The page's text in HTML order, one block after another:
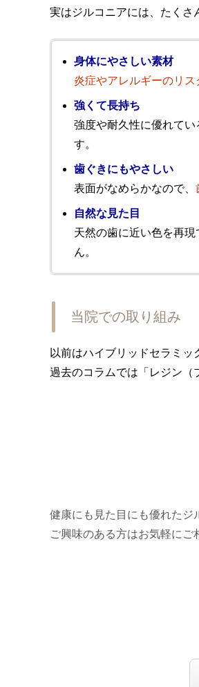
実はジルコニアには、たくさ
身体にやさしい素材
炎症やアレルギーのリ
強くて長持ち
強度や耐久性に優れて
す。
歯ぐきにもやさしい
表面がなめらかなので、
自然な見た目
天然の歯に近い色を再現
ん。
当院での取り組み
以前はハイブリッドセラミッ
過去のコラムでは「レジン（
健康にも見た目にも優れたジ
ご興味のある方はお気軽にご